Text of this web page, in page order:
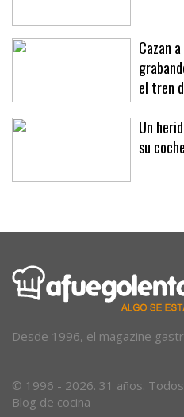
Cazan
el tren
Un
su
Desde 1996, el magazine
© 1996 - 2026. 31 años.
Blog de cocina